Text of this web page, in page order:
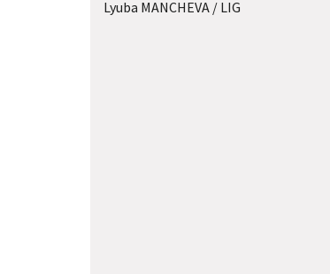
Lyuba MANCHEVA / LIG